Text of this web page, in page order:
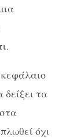
τα
όχι